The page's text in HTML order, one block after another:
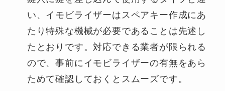
い、イモビライザーはスペアキー作成にあ
たり特殊な機械が必要であることは先述し
たとおりです。対応できる業者が限られる
ので、事前にイモビライザーの有無をあら
ためて確認しておくとスムーズです。